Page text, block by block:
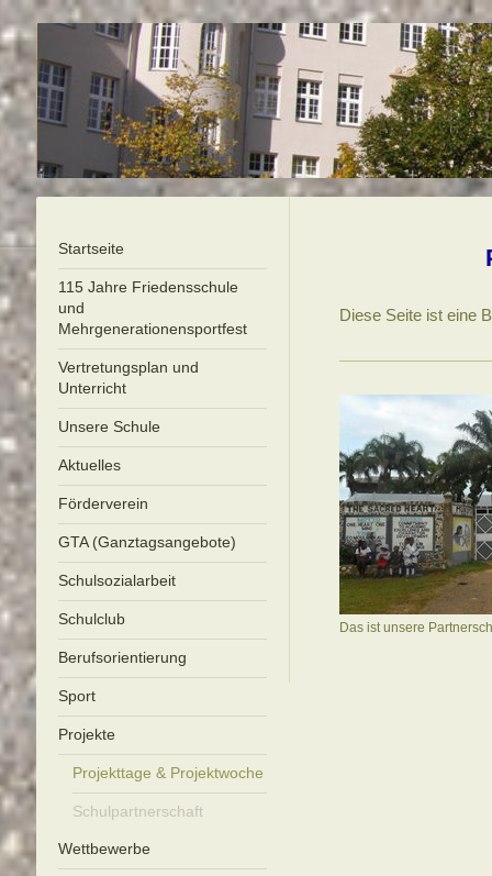
Startseite
115 Jahre Friedensschule
und
Mehrgenerationensportfest
Vertretungsplan und
Unterricht
Unsere Schule
Aktuelles
Förderverein
GTA (Ganztagsangebote)
Schulsozialarbeit
Schulclub
Berufsorientierung
Sport
Projekte
Projekttage & Projektwoche
Schulpartnerschaft
Wettbewerbe
Diese Seite ist eine
Das ist unsere